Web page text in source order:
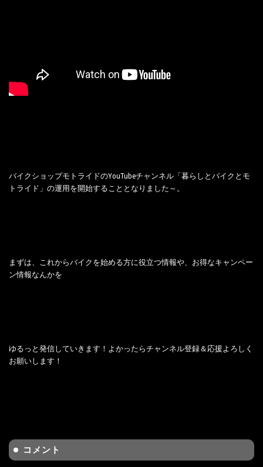
バイクショップモトライドのYouTubeチャンネル「暮らしとバイクとモ
トライド」の運用を開始することとなりました～。
まずは、これからバイクを始める方に役立つ情報や、お得なキャンペー
ン情報なんかを
ゆるっと発信していきます！よかったらチャンネル登録＆応援よろしく
お願いします！
コメント